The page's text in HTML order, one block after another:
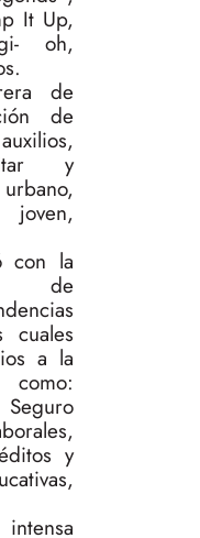
It Up,
oh,
de
de
y
con la
de
cuales
a la
y